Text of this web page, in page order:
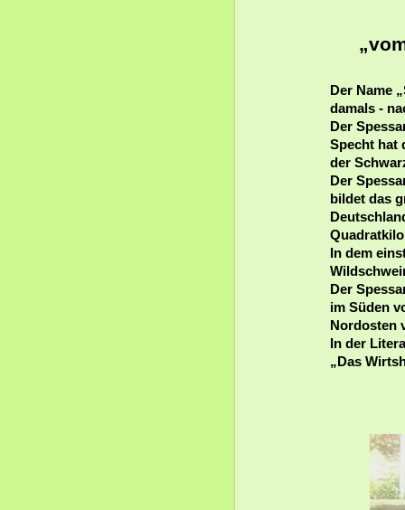
Der Name
damals -
Der
Specht hat
der
Der
bildet das
In dem
Der
im Süden
Nordosten
In der
„Das